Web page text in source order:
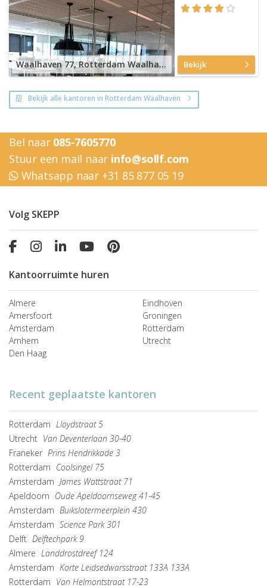
Waalhaven 77, Rotterdam Waalhaven Bekijk
Bekijk alle kantoren in Rotterdam Waalhaven
Bel naar 085-7605770
Stuur een mail naar info@sollf.com
Whatsapp naar +31 85 877 05 19
Volg SKEPP
Kantoorruimte huren
Almere
Amersfoort
Amsterdam
Arnhem
Den Haag
Eindhoven
Groningen
Rotterdam
Utrecht
Recent geplaatste kantoren
Rotterdam Lloydstraat 5
Utrecht Van Deventerlaan 30-40
Franeker Prins Hendrikkade 3
Rotterdam Coolsingel 75
Amsterdam James Wattstraat 71
Apeldoorn Oude Apeldoornseweg 41-45
Amsterdam Buikslotermeerplein 430
Amsterdam Science Park 301
Delft Delftechpark 9
Almere Landdrostdreef 124
Amsterdam Korte Leidsedwarsstraat 133A 133A
Rotterdam Van Helmontstraat 17-23